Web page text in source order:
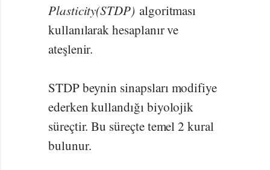
Plasticity(STDP) algoritması
kullanılarak hesaplanır ve
ateşlenir.
STDP beynin sinapsları modifiye
ederken kullandığı biyolojik
süreçtir. Bu süreçte temel 2 kural
bulunur.